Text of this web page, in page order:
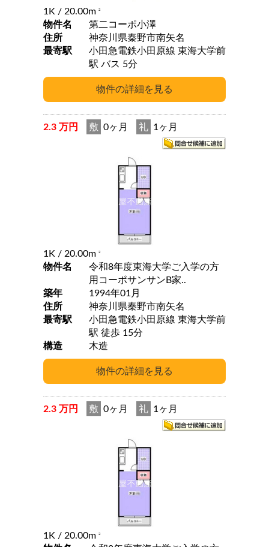
1K / 20.00m 2
物件名
第二コーポ小澤
住所
神奈川県秦野市南矢名
最寄駅
小田急電鉄小田原線 東海大学前
駅 バス 5分
2.3 万円 敷 0ヶ月 礼 1ヶ月
1K / 20.00m 2
物件名
令和8年度東海大学ご入学の方
用コーポサンサンB家..
築年
1994年01月
住所
神奈川県秦野市南矢名
最寄駅
小田急電鉄小田原線 東海大学前
駅 徒歩 15分
構造
木造
2.3 万円 敷 0ヶ月 礼 1ヶ月
1K / 20.00m 2